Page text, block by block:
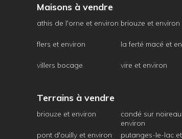
Maisons à vendre
athis de l'orne et environ briouze et environ
flers et environ la ferté macé et
villers bocage vire et environ
Terrains à vendre
briouze et environ
condé sur
environ
pont d'ouilly et environ putanges-le-lac et